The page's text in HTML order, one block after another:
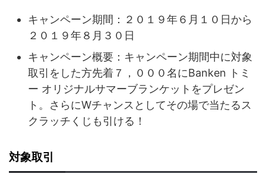
キャンペーン期間：２０１９年６月１０日から
２０１９年８月３０日
キャンペーン概要：キャンペーン期間中に対象
取引をした方先着７，０００名にBanken トミ
ー オリジナルサマーブランケットをプレゼン
ト。さらにWチャンスとしてその場で当たるス
クラッチくじも引ける！
対象取引